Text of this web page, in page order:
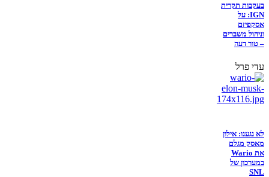
בעקבות תקרית
IGN: על
אסקפיזם
וניהול משברים
– טור דעה
עדי פרל
לא נגענו: אילון
מאסק מגלם
את Wario
במערכון של
SNL